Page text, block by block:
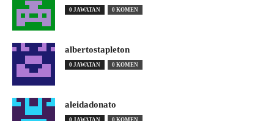
0 JAWATAN 0 KOMEN
albertostapleton
0 JAWATAN 0 KOMEN
aleidadonato
0 JAWATAN 0 KOMEN